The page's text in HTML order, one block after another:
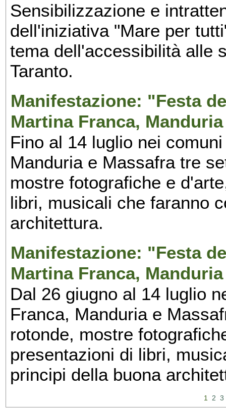
Sensibilizzazione e
dell'iniziativa "Mare per
tema dell'accessibilità alle
Taranto.
Manifestazione: "Festa
Martina Franca,
Fino al 14 luglio nei
Manduria e Massafra tre
mostre fotografiche e
libri, musicali che faranno
architettura.
Manifestazione: "Festa
Martina Franca,
Dal 26 giugno al 14 luglio
Franca, Manduria e
rotonde, mostre
presentazioni di libri,
principi della buona
1 2 3